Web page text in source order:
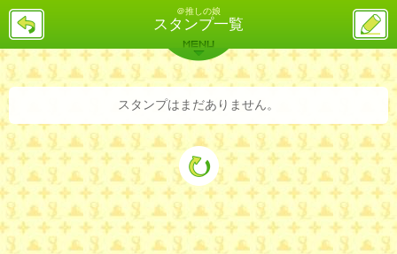
＠推しの娘
スタンプ一覧
戻
ス
投
稿
バックナンバー 詳細検索 ランキング
MENU
スタンプはまだありません。